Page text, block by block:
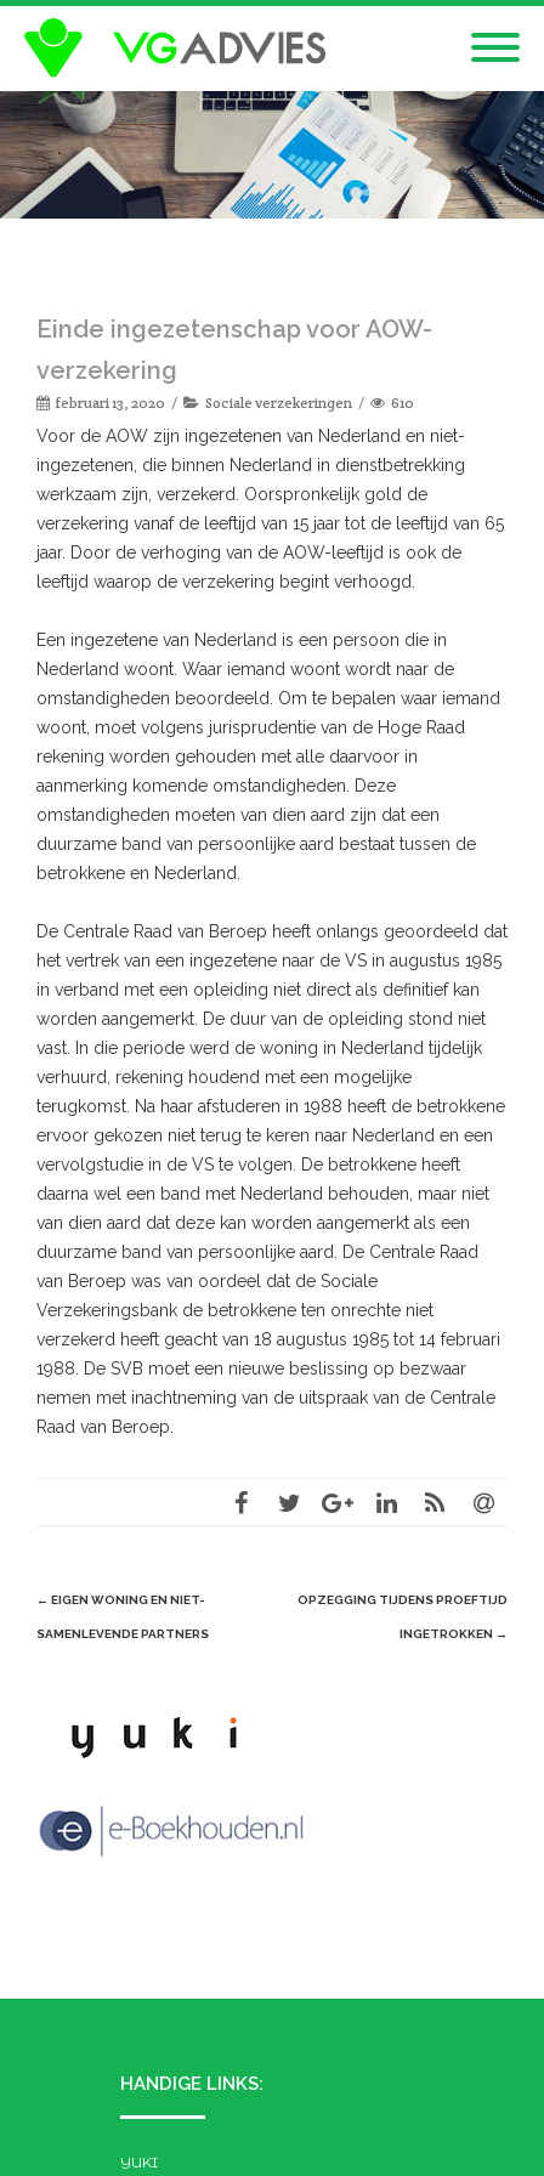
Einde ingezetenschap voor AOW-
verzekering
februari 13, 2020 Sociale verzekeringen 610
Voor de AOW zijn ingezetenen van Nederland en niet-
ingezetenen, die binnen Nederland in dienstbetrekking
werkzaam zijn, verzekerd. Oorspronkelijk gold de
verzekering vanaf de leeftijd van 15 jaar tot de leeftijd van 65
jaar. Door de verhoging van de AOW-leeftijd is ook de
leeftijd waarop de verzekering begint verhoogd.
Een ingezetene van Nederland is een persoon die in
Nederland woont. Waar iemand woont wordt naar de
omstandigheden beoordeeld. Om te bepalen waar iemand
woont, moet volgens jurisprudentie van de Hoge Raad
rekening worden gehouden met alle daarvoor in
aanmerking komende omstandigheden. Deze
omstandigheden moeten van dien aard zijn dat een
duurzame band van persoonlijke aard bestaat tussen de
betrokkene en Nederland.
De Centrale Raad van Beroep heeft onlangs geoordeeld dat
het vertrek van een ingezetene naar de VS in augustus 1985
in verband met een opleiding niet direct als definitief kan
worden aangemerkt. De duur van de opleiding stond niet
vast. In die periode werd de woning in Nederland tijdelijk
verhuurd, rekening houdend met een mogelijke
terugkomst. Na haar afstuderen in 1988 heeft de betrokkene
ervoor gekozen niet terug te keren naar Nederland en een
vervolgstudie in de VS te volgen. De betrokkene heeft
daarna wel een band met Nederland behouden, maar niet
van dien aard dat deze kan worden aangemerkt als een
duurzame band van persoonlijke aard. De Centrale Raad
van Beroep was van oordeel dat de Sociale
Verzekeringsbank de betrokkene ten onrechte niet
verzekerd heeft geacht van 18 augustus 1985 tot 14 februari
1988. De SVB moet een nieuwe beslissing op bezwaar
nemen met inachtneming van de uitspraak van de Centrale
Raad van Beroep.
Post
navigation
← EIGEN WONING EN NIET-
SAMENLEVENDE PARTNERS
OPZEGGING TIJDENS PROEFTIJD
INGETROKKEN →
HANDIGE LINKS:
YUKI